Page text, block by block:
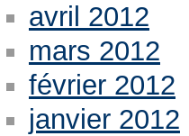
avril 2012
mars 2012
février 2012
janvier 2012